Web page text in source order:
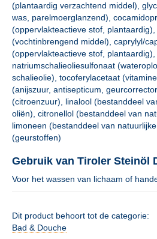
(plantaardig verzachtend middel),
was, parelmoerglanzend),
(oppervlakteactieve stof,
(vochtinbrengend middel), caprylyl/
(oppervlakteactieve stof, plantaardig),
natriumschalieoliesulfonaat
schalieolie), tocoferylacetaat
(anijszuur, antisepticum,
(citroenzuur), linalool (bestanddeel
oliën), citronellol (bestanddeel van
limoneen (bestanddeel van
(geurstoffen)
Gebruik van Tiroler Steinöl
Voor het wassen van lichaam of
Dit product behoort tot de categorie:
Bad & Douche